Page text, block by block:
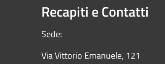
Recapiti e Contatti
Sede:
Via Vittorio Emanuele, 121